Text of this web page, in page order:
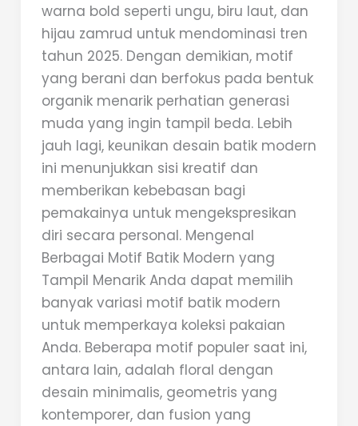
warna bold seperti ungu, biru laut, dan
hijau zamrud untuk mendominasi tren
tahun 2025. Dengan demikian, motif
yang berani dan berfokus pada bentuk
organik menarik perhatian generasi
muda yang ingin tampil beda. Lebih
jauh lagi, keunikan desain batik modern
ini menunjukkan sisi kreatif dan
memberikan kebebasan bagi
pemakainya untuk mengekspresikan
diri secara personal. Mengenal
Berbagai Motif Batik Modern yang
Tampil Menarik Anda dapat memilih
banyak variasi motif batik modern
untuk memperkaya koleksi pakaian
Anda. Beberapa motif populer saat ini,
antara lain, adalah floral dengan
desain minimalis, geometris yang
kontemporer, dan fusion yang